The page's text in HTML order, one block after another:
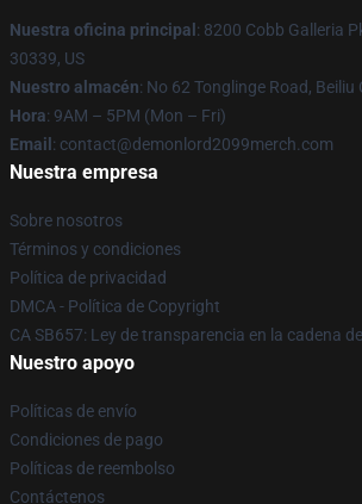
Nuestra oficina principal : 8200 Cobb Galleria
30339, US
Nuestro almacén: No 62 Tonglinge Road, Beiliu
Hora: 9AM – 5PM (Mon – Fri)
Email : contact@demonlord2099merch.com
Nuestra empresa
Sobre nosotros
Términos y condiciones
Política de privacidad
DMCA - Política de Copyright
CA SB657: Ley de transparencia en la cadena
Nuestro apoyo
Políticas de envío
Condiciones de pago
Políticas de reembolso
Contáctenos